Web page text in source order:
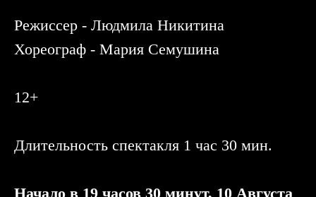
Режиссер - Людмила Никитина
Хореограф - Мария Семушина
12+
Длительность спектакля 1 час 30 мин.
Начало в 19 часов 30 минут, 10 Августа